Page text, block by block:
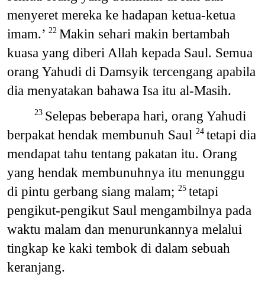
menyeret mereka ke hadapan ketua-ketua
imam.’ 22 Makin sehari makin bertambah
kuasa yang diberi Allah kepada Saul. Semua
orang Yahudi di Damsyik tercengang apabila
dia menyatakan bahawa Isa itu al-Masih.
23 Selepas beberapa hari, orang Yahudi
berpakat hendak membunuh Saul 24 tetapi dia
mendapat tahu tentang pakatan itu. Orang
yang hendak membunuhnya itu menunggu
di pintu gerbang siang malam; 25 tetapi
pengikut-pengikut Saul mengambilnya pada
waktu malam dan menurunkannya melalui
tingkap ke kaki tembok di dalam sebuah
keranjang.